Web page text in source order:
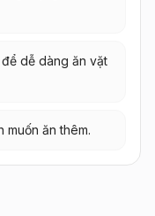
dễ dàng ăn vặt
muốn ăn thêm.